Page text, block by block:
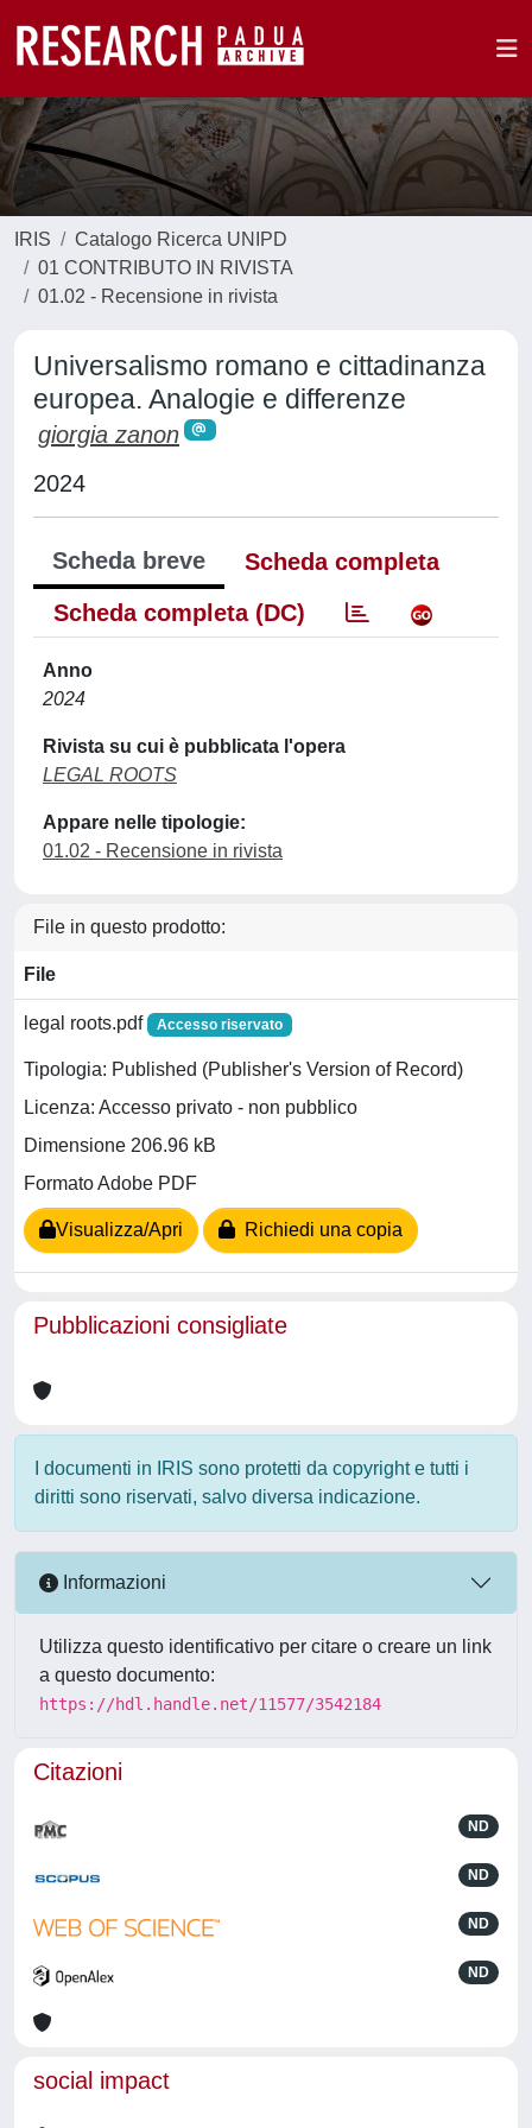
IRIS
Catalogo Ricerca UNIPD
01 CONTRIBUTO IN RIVISTA
01.02 - Recensione in rivista
Universalismo romano e cittadinanza
europea. Analogie e differenze
giorgia zanon
2024
Scheda breve
Scheda completa
Scheda completa (DC)
Anno
2024
Rivista su cui è pubblicata l'opera
LEGAL ROOTS
Appare nelle tipologie:
01.02 - Recensione in rivista
File in questo prodotto:
File
legal roots.pdf Accesso riservato
Tipologia: Published (Publisher's Version of Record)
Licenza: Accesso privato - non pubblico
Dimensione 206.96 kB
Formato Adobe PDF
Visualizza/Apri Richiedi una copia
Pubblicazioni consigliate
I documenti in IRIS sono protetti da copyright e tutti i
diritti sono riservati, salvo diversa indicazione.
Informazioni
Utilizza questo identificativo per citare o creare un link
a questo documento:
https://hdl.handle.net/11577/3542184
Citazioni
ND
ND
ND
ND
social impact